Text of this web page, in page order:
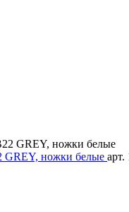
ножки белые арт.